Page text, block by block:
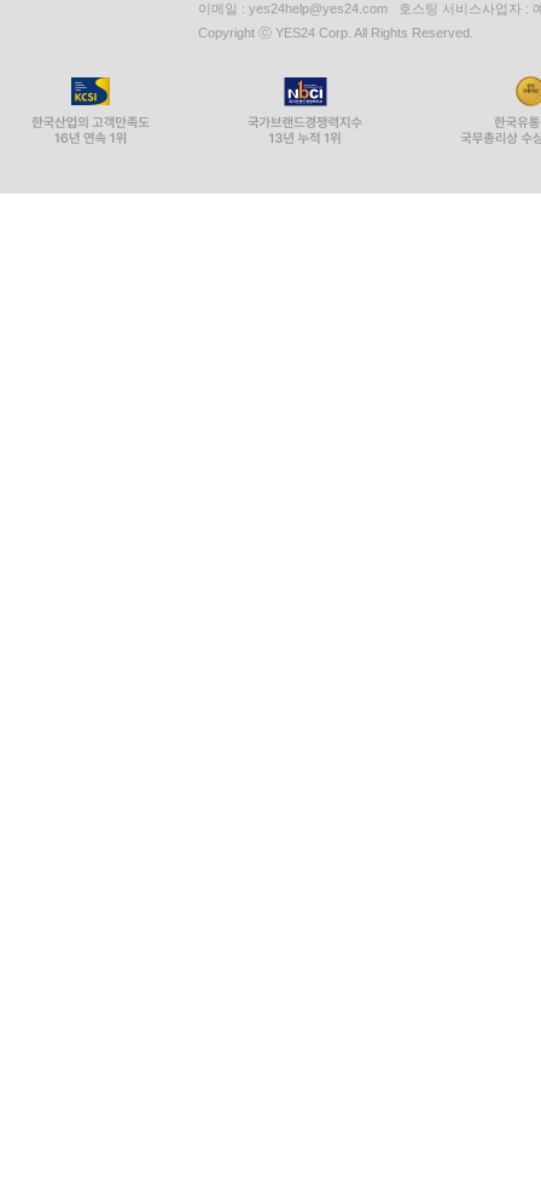
이메일 : yes24help@yes24.com 호스팅 서비스사업자 :
Copyright ⓒ YES24 Corp. All Rights Reserved.